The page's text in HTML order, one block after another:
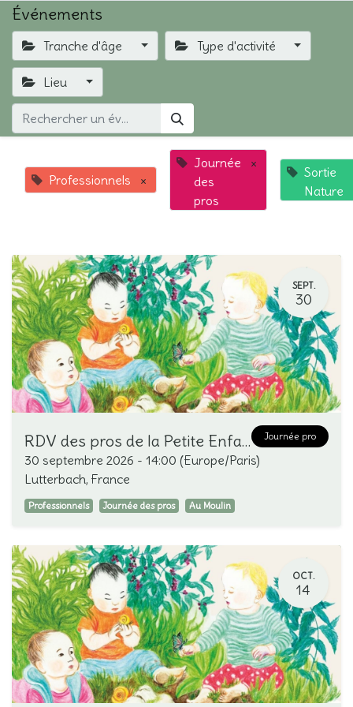
Événements
Tranche d'âge Type d'activité
Lieu
Professionnels ×
Journée
des
pros
×
Sortie
Nature
SEPT.
30
Journée pro
RDV des pros de la Petite Enfance "Fruits et feuilles d'automne"
30 septembre 2026 - 14:00 (Europe/Paris)
Lutterbach, France
Professionnels Journée des pros Au Moulin
OCT.
14